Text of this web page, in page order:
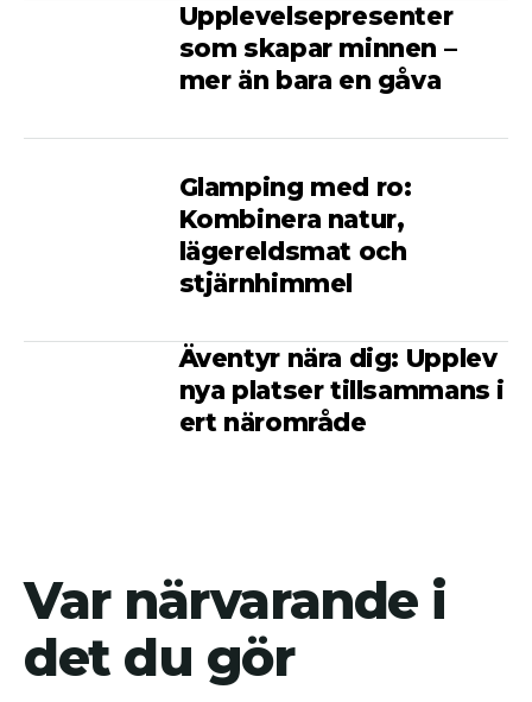
Upplevelsepresenter
som skapar minnen –
mer än bara en gåva
Glamping med ro:
Kombinera natur,
lägereldsmat och
stjärnhimmel
Äventyr nära dig: Upplev
nya platser tillsammans i
ert närområde
Var närvarande i
det du gör